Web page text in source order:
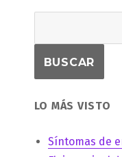
LO MÁS VISTO
Síntomas de